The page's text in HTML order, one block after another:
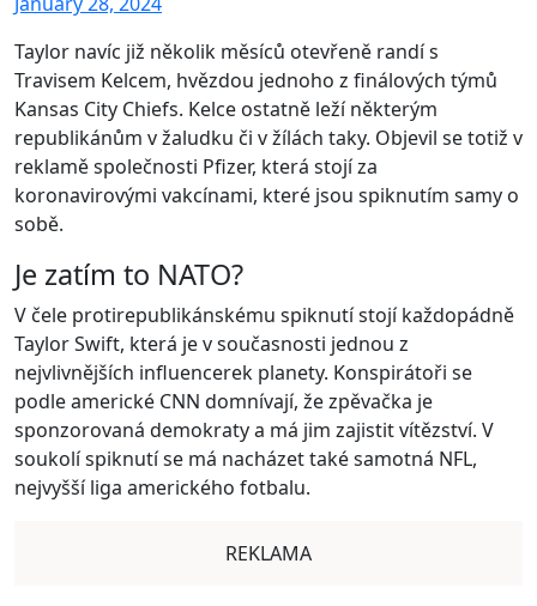
Taylor navíc již několik měsíců otevřeně randí s
Travisem Kelcem, hvězdou jednoho z finálových týmů
Kansas City Chiefs. Kelce ostatně leží některým
republikánům v žaludku či v žílách taky. Objevil se totiž v
reklamě společnosti Pfizer, která stojí za
koronavirovými vakcínami, které jsou spiknutím samy o
sobě.
Je zatím to NATO?
V čele protirepublikánskému spiknutí stojí každopádně
Taylor Swift, která je v současnosti jednou z
nejvlivnějších influencerek planety. Konspirátoři se
podle americké CNN domnívají, že zpěvačka je
sponzorovaná demokraty a má jim zajistit vítězství. V
soukolí spiknutí se má nacházet také samotná NFL,
nejvyšší liga amerického fotbalu.
REKLAMA